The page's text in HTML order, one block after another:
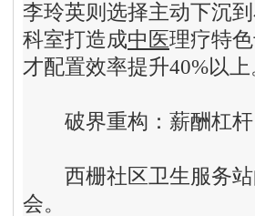
李玲英则选择主动下沉
科室打造成中医理疗特
才配置效率提升40%以上
破界重构 ： 薪酬杠
西栅社区卫生服务站
会。